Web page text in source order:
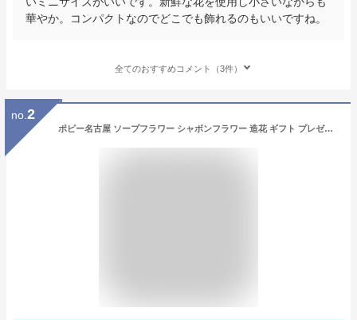
華やか。コンパクトなのでどこでも飾れるのもいいですね。
全てのおすすめコメント（3件）
no. 2
ポピー名古屋 ソープフラワー シャボンフラワー 造花 ギフト プレゼント ブーケポット バラ 陶器 約17cm クリアケース付き SBL-100 イエロー